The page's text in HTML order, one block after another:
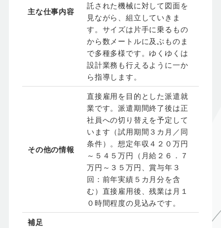
主な仕事内容
託された機械に対して図面を
見ながら、組立していきま
す。サイズは片手に乗るもの
から数メートルに及ぶものま
で多種多様です。ゆくゆくは
設計業務も行えるように一か
ら指導します。
その他の情報
直接雇用を目的とした派遣就
業です。派遣期間終了後は正
社員への切り替えを予定して
います（試用期間３カ月／同
条件）。想定年収４２０万円
～５４５万円（月給２６．７
万円～３５万円、賞与年３
回：前年実績５カ月分を含
む）直接雇用後、残業は月１
０時間程度の見込みです。
補足